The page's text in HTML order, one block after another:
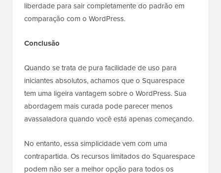
liberdade para sair completamente do padrão em
comparação com o WordPress.
Conclusão
Quando se trata de pura facilidade de uso para
iniciantes absolutos, achamos que o Squarespace
tem uma ligeira vantagem sobre o WordPress. Sua
abordagem mais curada pode parecer menos
avassaladora quando você está apenas começando.
No entanto, essa simplicidade vem com uma
contrapartida. Os recursos limitados do Squarespace
podem não ser a melhor opção para todos os